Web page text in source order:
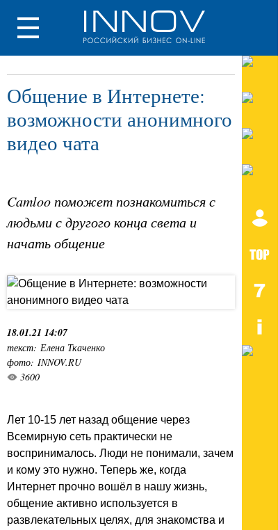
Общение в Интернете:
возможности анонимного
видео чата
Camloo поможет познакомиться с
людьми с другого конца света и
начать общение
18.01.21 14:07
текст: Елена Ткаченко
фото: INNOV.RU
3600
Лет 10-15 лет назад общение через
Всемирную сеть практически не
воспринималось. Люди не понимали, зачем
и кому это нужно. Теперь же, когда
Интернет прочно вошёл в нашу жизнь,
общение активно используется в
развлекательных целях, для знакомства и